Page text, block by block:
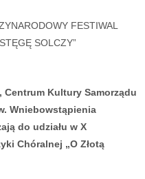
Kultury Samorządu
Wniebowstąpienia
do udziału w X
Chóralnej „O Złotą